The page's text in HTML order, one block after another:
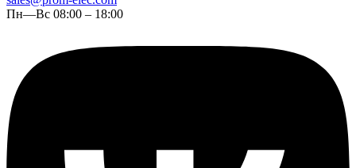
Пн—Вс 08:00 – 18:00